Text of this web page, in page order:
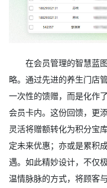
在会员管理的智慧蓝
略。通过先进的养生门店
一次性的馈赠，而是化作
会员卡内。这份回馈，更
灵活将赠额转化为积分宝
定未来优惠；亦或是累积
遇。如此精妙设计，不仅
温情脉脉的方式，将顾客